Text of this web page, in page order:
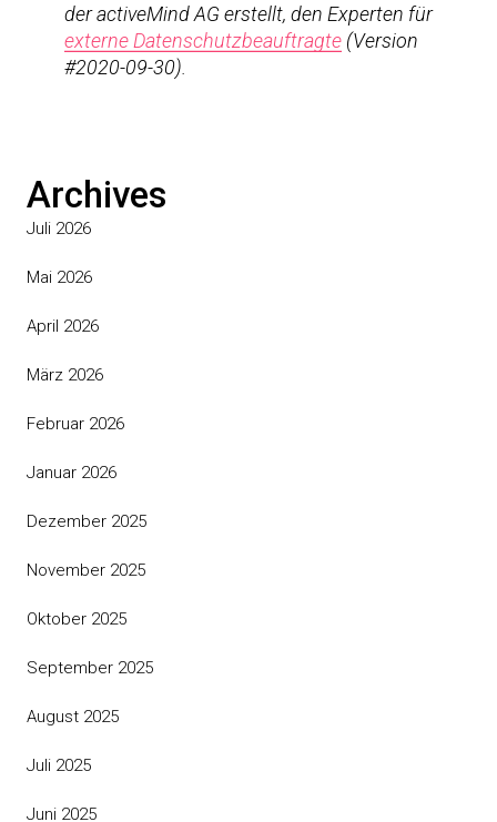
der activeMind AG erstellt, den Experten für
externe Datenschutzbeauftragte (Version
#2020-09-30).
Archives
Juli 2026
Mai 2026
April 2026
März 2026
Februar 2026
Januar 2026
Dezember 2025
November 2025
Oktober 2025
September 2025
August 2025
Juli 2025
Juni 2025